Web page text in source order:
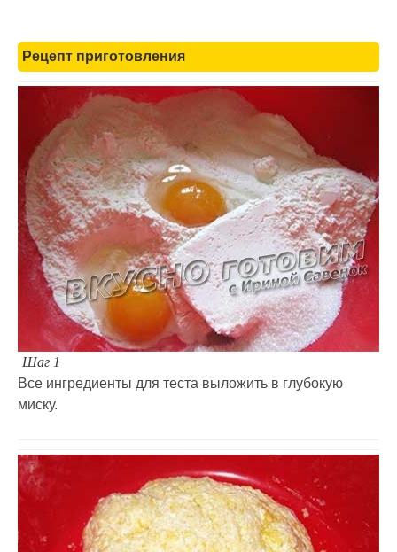
Рецепт приготовления
Шаг 1
Все ингредиенты для теста выложить в глубокую
миску.